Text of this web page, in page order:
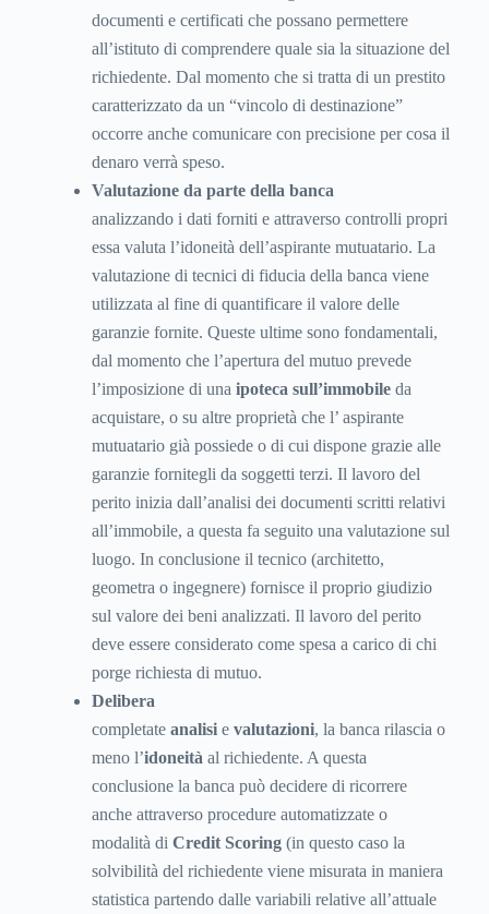
documenti e certificati che possano permettere
all’istituto di comprendere quale sia la situazione del
richiedente. Dal momento che si tratta di un prestito
caratterizzato da un “vincolo di destinazione”
occorre anche comunicare con precisione per cosa il
denaro verrà speso.
Valutazione da parte della banca
analizzando i dati forniti e attraverso controlli propri
essa valuta l’idoneità dell’aspirante mutuatario. La
valutazione di tecnici di fiducia della banca viene
utilizzata al fine di quantificare il valore delle
garanzie fornite. Queste ultime sono fondamentali,
dal momento che l’apertura del mutuo prevede
l’imposizione di una ipoteca sull’immobile da
acquistare, o su altre proprietà che l’ aspirante
mutuatario già possiede o di cui dispone grazie alle
garanzie fornitegli da soggetti terzi. Il lavoro del
perito inizia dall’analisi dei documenti scritti relativi
all’immobile, a questa fa seguito una valutazione sul
luogo. In conclusione il tecnico (architetto,
geometra o ingegnere) fornisce il proprio giudizio
sul valore dei beni analizzati. Il lavoro del perito
deve essere considerato come spesa a carico di chi
porge richiesta di mutuo.
Delibera
completate analisi e valutazioni, la banca rilascia o
meno l’idoneità al richiedente. A questa
conclusione la banca può decidere di ricorrere
anche attraverso procedure automatizzate o
modalità di Credit Scoring (in questo caso la
solvibilità del richiedente viene misurata in maniera
statistica partendo dalle variabili relative all’attuale